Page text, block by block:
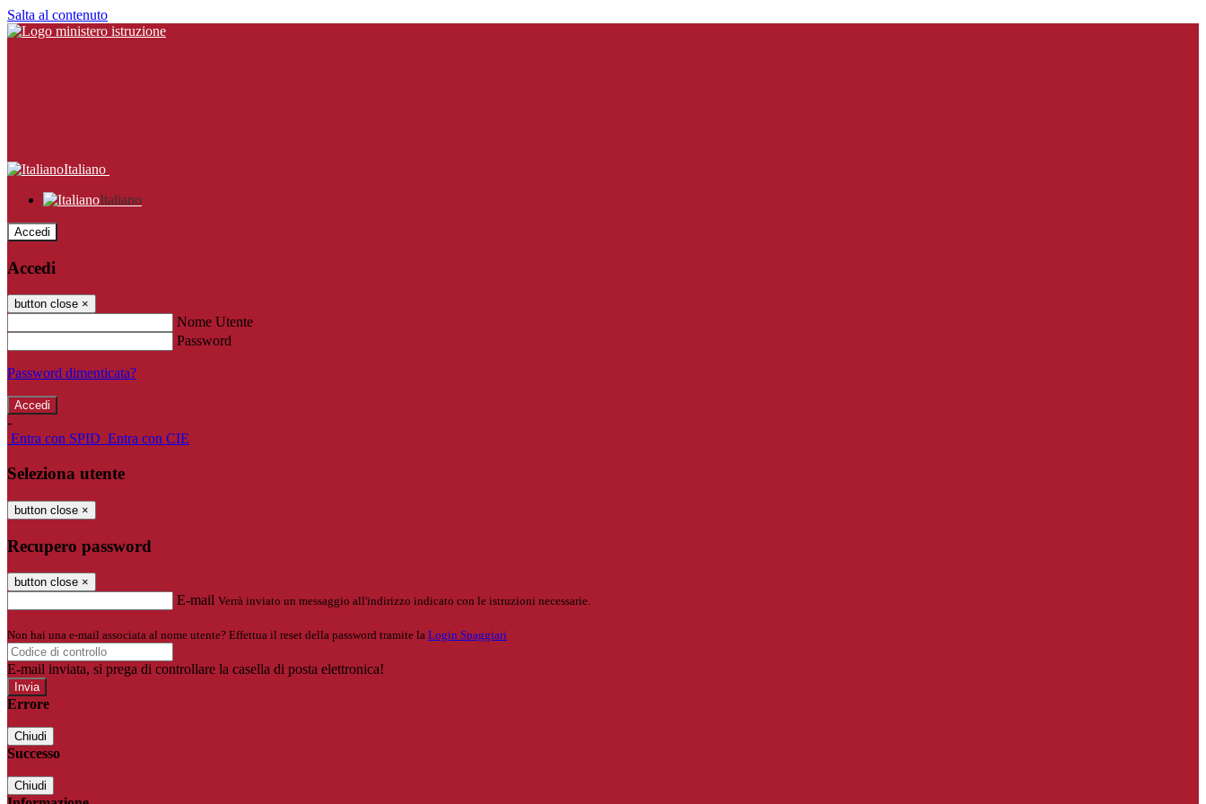
Salta al contenuto
Italiano
Italiano
Accedi
Accedi
button close ×
Nome Utente
Password
Password dimenticata?
-
Entra con SPID Entra con CIE
Seleziona utente
button close ×
Recupero password
button close ×
E-mail Verrà inviato un messaggio all'indirizzo indicato con le istruzioni necessarie.
Non hai una e-mail associata al nome utente? Effettua il reset della password tramite la Login Spaggiari
E-mail inviata, si prega di controllare la casella di posta elettronica!
Errore
Chiudi
Successo
Chiudi